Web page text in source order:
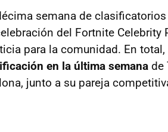
semana de
del Fortnite Celebrity
para la comunidad. En total,
en la última semana de
junto a su pareja